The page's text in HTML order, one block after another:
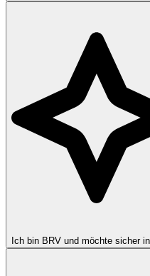
Ich bin BRV und möchte sicher